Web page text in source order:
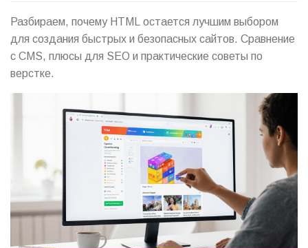
Разбираем, почему HTML остается лучшим выбором
для создания быстрых и безопасных сайтов. Сравнение
с CMS, плюсы для SEO и практические советы по
верстке.